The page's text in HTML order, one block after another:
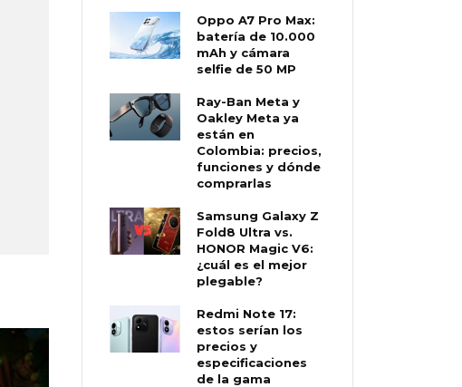
Oppo A7 Pro Max:
batería de 10.000
mAh y cámara
selfie de 50 MP
Ray-Ban Meta y
Oakley Meta ya
están en
Colombia: precios,
funciones y dónde
comprarlas
Samsung Galaxy Z
Fold8 Ultra vs.
HONOR Magic V6:
¿cuál es el mejor
plegable?
Redmi Note 17:
estos serían los
precios y
especificaciones
de la gama